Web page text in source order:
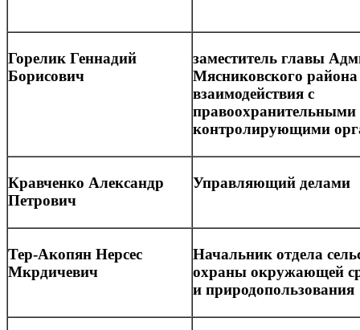
Горелик Геннадий
Борисович
заместитель главы
Мясниковского района
взаимодействия с
правоохранительными
контролирующими
Кравченко Александр
Петрович
Управляющий делами
Тер-Акопян Нерсес
Мкрдичевич
Начальник отдела
охраны окружающей
и природопользования